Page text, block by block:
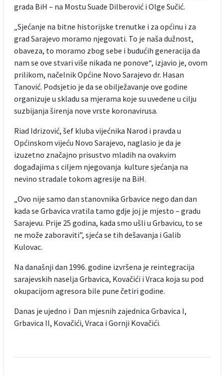
grada BiH – na Mostu Suade Dilberović i Olge Sučić.
„Sjećanje na bitne historijske trenutke i za općinu i za
grad Sarajevo moramo njegovati. To je naša dužnost,
obaveza, to moramo zbog sebe i budućih generacija da
nam se ove stvari više nikada ne ponove“, izjavio je, ovom
prilikom, načelnik Općine Novo Sarajevo dr. Hasan
Tanović. Podsjetio je da se obilježavanje ove godine
organizuje u skladu sa mjerama koje su uvedene u cilju
suzbijanja širenja nove vrste koronavirusa.
Riad Idrizović, šef kluba vijećnika Narod i pravda u
Općinskom vijeću Novo Sarajevo, naglasio je da je
izuzetno značajno prisustvo mladih na ovakvim
događajima s ciljem njegovanja kulture sjećanja na
nevino stradale tokom agresije na BiH.
„Ovo nije samo dan stanovnika Grbavice nego dan dan
kada se Grbavica vratila tamo gdje joj je mjesto – gradu
Sarajevu. Prije 25 godina, kada smo ušli u Grbavicu, to se
ne može zaboraviti”, sjeća se tih dešavanja i Galib
Kulovac.
Na današnji dan 1996. godine izvršena je reintegracija
sarajevskih naselja Grbavica, Kovačići i Vraca koja su pod
okupacijom agresora bile pune četiri godine.
Danas je ujedno i Dan mjesnih zajednica Grbavica I,
Grbavica II, Kovačići, Vraca i Gornji Kovačići.